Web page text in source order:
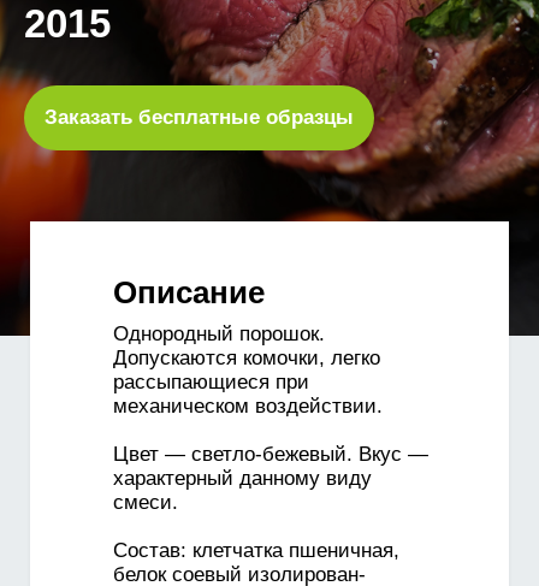
Заказать бесплатные образцы
2015
Описание
Однородный порошок.
Допускаются комочки, легко
рассыпающиеся при
механическом воздействии.
Цвет — светло-бежевый. Вкус —
характерный данному виду
смеси.
Состав: клетчатка пшеничная,
белок соевый изолирован-